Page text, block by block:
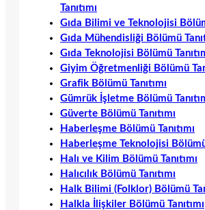
Tanıtımı
Gıda Bilimi ve Teknolojisi
Gıda Mühendisliği Bölümü
Gıda Teknolojisi Bölümü
Giyim Öğretmenliği Bölümü
Grafik Bölümü Tanıtımı
Gümrük İşletme Bölümü
Güverte Bölümü Tanıtımı
Haberleşme Bölümü Tanıtımı
Haberleşme Teknolojisi Bölümü
Halı ve Kilim Bölümü Tanıtımı
Halıcılık Bölümü Tanıtımı
Halk Bilimi (Folklor) Bölümü
Halkla İlişkiler Bölümü Tanıtımı